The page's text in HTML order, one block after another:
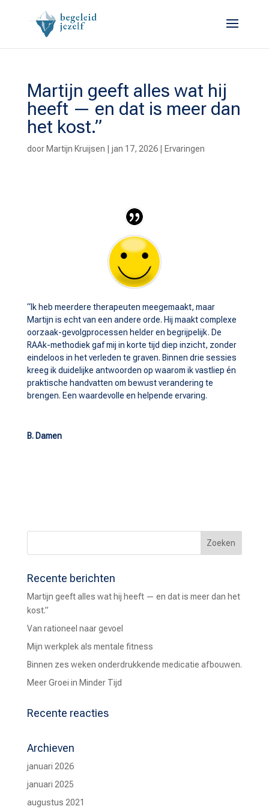
Martijn geeft alles wat hij
heeft — en dat is meer dan
het kost.”
door Martijn Kruijsen jan 17, 2026| Ervaringen
“Ik heb meerdere therapeuten meegemaakt, maar
Martijn is echt van een andere orde. Hij maakt complexe
oorzaak-gevolgprocessen helder en begrijpelijk. De
RAAk-methodiek gaf mij in korte tijd diep inzicht, zonder
eindeloos in het verleden te graven. Binnen drie sessies
kreeg ik duidelijke antwoorden op waarom ik vastliep én
praktische handvatten om bewust verandering te
brengen. Een waardevolle en helpende ervaring.
B. Damen
Recente berichten
Martijn geeft alles wat hij heeft — en dat is meer dan het
kost.”
Van rationeel naar gevoel
Mijn werkplek als mentale fitness
Binnen zes weken onderdrukkende medicatie afbouwen.
Meer Groei in Minder Tijd
Recente reacties
Archieven
januari 2026
januari 2025
augustus 2021